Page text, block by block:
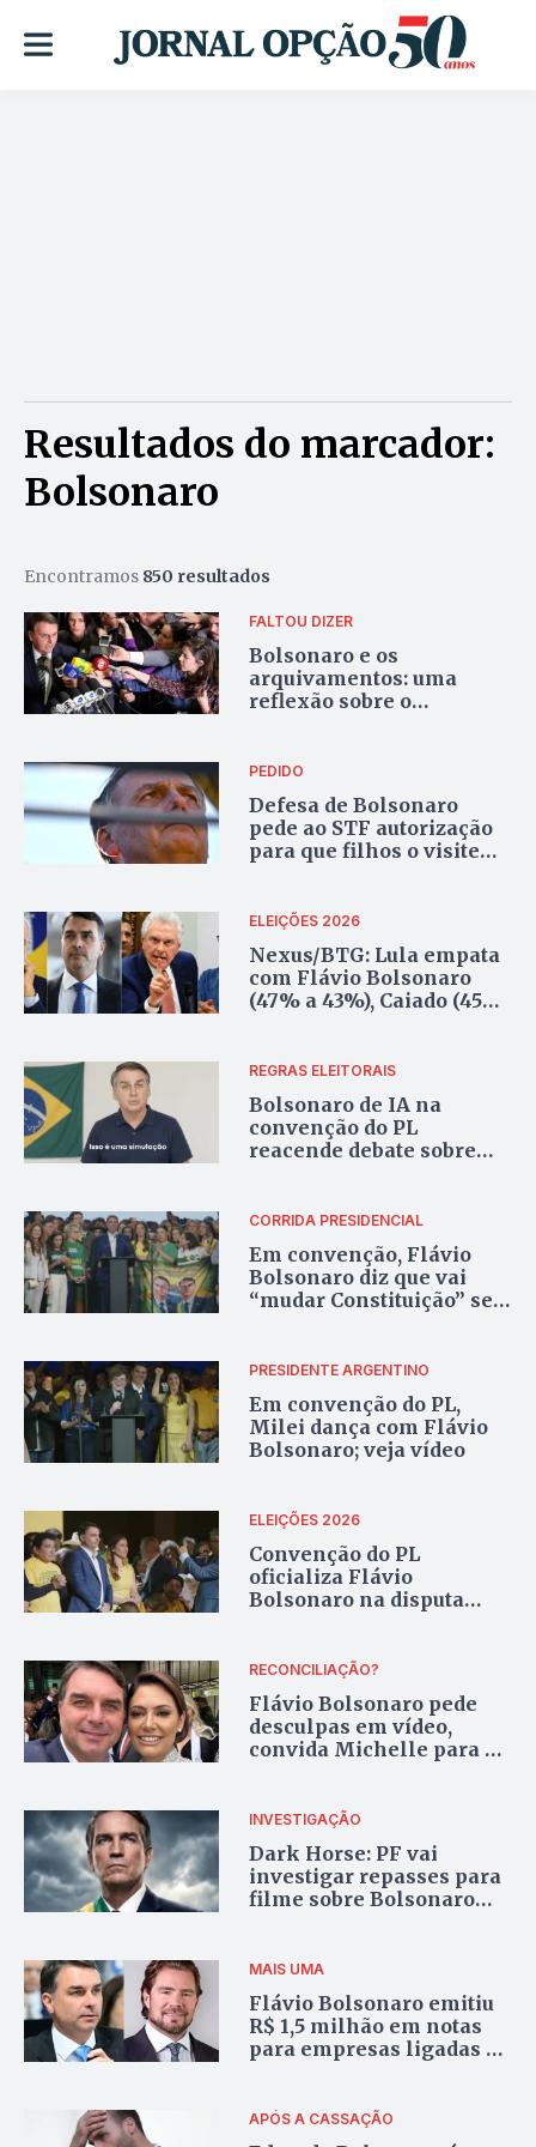
Resultados do marcador:
Bolsonaro
Encontramos 850 resultados
FALTOU DIZER
Bolsonaro e os
arquivamentos: uma
reflexão sobre o
PEDIDO
Defesa de Bolsonaro
pede ao STF autorização
para que filhos o visitem
ELEIÇÕES 2026
Nexus/BTG: Lula empata
com Flávio Bolsonaro
(47% a 43%), Caiado (45%
REGRAS ELEITORAIS
Bolsonaro de IA na
convenção do PL
reacende debate sobre
CORRIDA PRESIDENCIAL
Em convenção, Flávio
Bolsonaro diz que vai
“mudar Constituição” se
PRESIDENTE ARGENTINO
Em convenção do PL,
Milei dança com Flávio
Bolsonaro; veja vídeo
ELEIÇÕES 2026
Convenção do PL
oficializa Flávio
Bolsonaro na disputa
RECONCILIAÇÃO?
Flávio Bolsonaro pede
desculpas em vídeo,
convida Michelle para a
INVESTIGAÇÃO
Dark Horse: PF vai
investigar repasses para
filme sobre Bolsonaro
MAIS UMA
Flávio Bolsonaro emitiu
R$ 1,5 milhão em notas
para empresas ligadas a
APÓS A CASSAÇÃO